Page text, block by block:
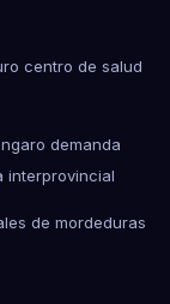
centro de salud
demanda
interprovincial
de mordeduras